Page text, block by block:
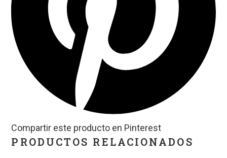
Compartir este producto en Pinterest
PRODUCTOS RELACIONADOS